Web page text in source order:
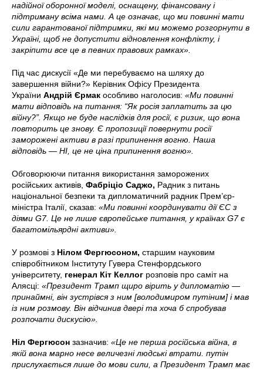
надійної оборонної моделі, оснащену, фінансовану і
підтриману всіма нами. А це означає, що ми повинні мати
сили гарантованої підтримки, які ми можемо розгорнути в
Україні, щоб не допустити відновлення конфлікту, і
закріпити все це в певних правових рамках».
Під час дискусії «Де ми перебуваємо на шляху до
завершення війни?» Керівник Офісу Президента
України Андрій Єрмак особливо наголосив: «Ми повинні
мати відповідь на питання: “Як росія заплатить за цю
війну?”. Якщо не буде наслідків для росії, є ризик, що вона
повторить це знову. Є пропозиції повернути росії
заморожені активи в разі припинення вогню. Наша
відповідь — НІ, це не ціна припинення вогню».
Обговорюючи питання використання заморожених
російських активів, Фабріціо Саджо, Радник з питань
національної безпеки та дипломатичний радник Прем’єр-
міністра Італії, сказав: «Ми повинні координувати дії ЄС з
діями G7. Це не лише європейське питання, у країнах G7 є
багатомільярдні активи».
У розмові з Нілом Фергюсоном, старшим науковим
співробітником Інституту Гувера Стенфордського
університету, генерал Кіт Келлог розповів про саміт на
Алясці: «Президент Трамп щиро вірить у дипломатію —
принаймні, він зустрівся з ним [володимиром путіним] і мав
із ним розмову. Він відчинив двері та хоча б спробував
розпочати дискусію».
Ніл Фергюсон зазначив: «Це не перша російська війна, в
якій вона марно несе величезні людські втрати. путін
прислухається лише до мови сили, а Президент Трамп має